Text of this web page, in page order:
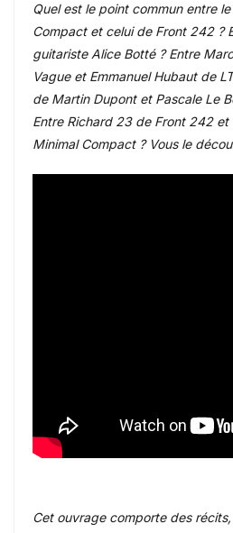
Quel est le point commun entre
Compact et celui de Front 242 ?
guitariste Alice Botté ? Entre
Vague et Emmanuel Hubaut de
de Martin Dupont et Pascale Le
Entre Richard 23 de Front 242 et
Minimal Compact ? Vous le
Cet ouvrage comporte des